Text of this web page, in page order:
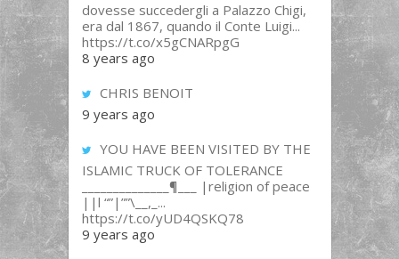
dovesse succedergli a Palazzo Chigi,
era dal 1867, quando il Conte Luigi...
https://t.co/x5gCNARpgG
8 years ago
CHRIS BENOIT
9 years ago
YOU HAVE BEEN VISITED BY THE
ISLAMIC TRUCK OF TOLERANCE
______________¶___ |religion of peace
||l “”|””\__,_...
https://t.co/yUD4QSKQ78
9 years ago